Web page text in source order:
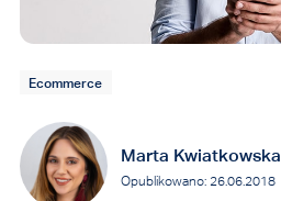
Marta Kwiatkowska
Opublikowano: 26.06.2018
Ecommerce